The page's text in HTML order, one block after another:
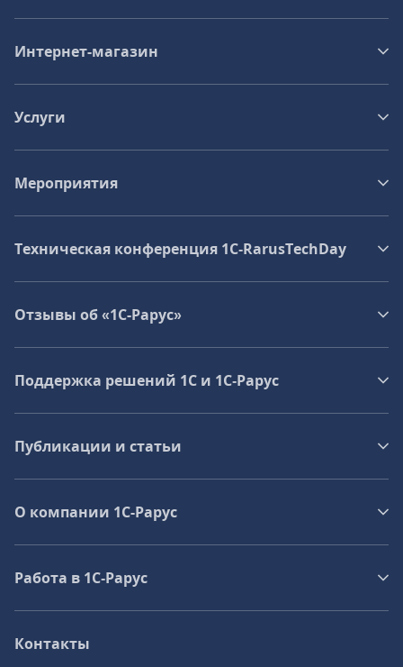
Интернет-магазин
Услуги
Мероприятия
Техническая конференция 1C‑RarusTechDay
Отзывы об «1С-Рарус»
Поддержка решений 1С и 1С‑Рарус
Публикации и статьи
О компании 1C-Рарус
Работа в 1С‑Рарус
Контакты